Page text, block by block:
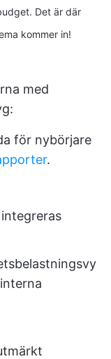
Det är där
kommer in!
med
för nybörjare
.
interna